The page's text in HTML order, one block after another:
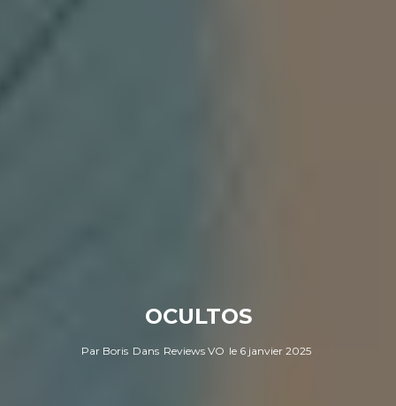
OCULTOS
Par Boris Dans Reviews VO le 6 janvier 2025